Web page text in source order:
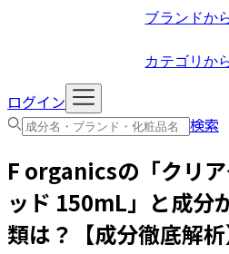
ブランドか
カテゴリか
ログイン
検索
F organicsの「クリ
ッド 150mL 」と成分
類は？【成分徹底解析